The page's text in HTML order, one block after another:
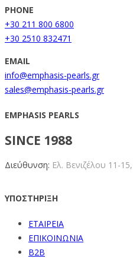
PHONE
+30 211 800 6800
+30 2510 832471
EMAIL
info@emphasis-pearls.gr
sales@emphasis-pearls.gr
EMPHASIS PEARLS
SINCE 1988
Διεύθυνση: Ελ. Βενιζέλου 11-15,
ΥΠΟΣΤΗΡΙΞΗ
ΕΤΑΙΡΕΙΑ
ΕΠΙΚΟΙΝΩΝΙΑ
B2B